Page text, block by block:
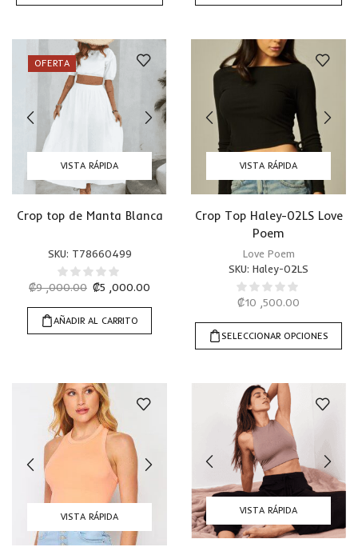
OFERTA
VISTA RÁPIDA
Crop top de Manta Blanca
SKU: T78660499
₡9 ,000.00 ₡5 ,000.00
AÑADIR AL CARRITO
VISTA RÁPIDA
Crop Top Haley-02LS Love
Poem
Love Poem
SKU: Haley-02LS
₡10 ,500.00
SELECCIONAR OPCIONES
VISTA RÁPIDA
VISTA RÁPIDA